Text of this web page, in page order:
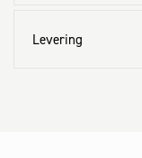
Levering